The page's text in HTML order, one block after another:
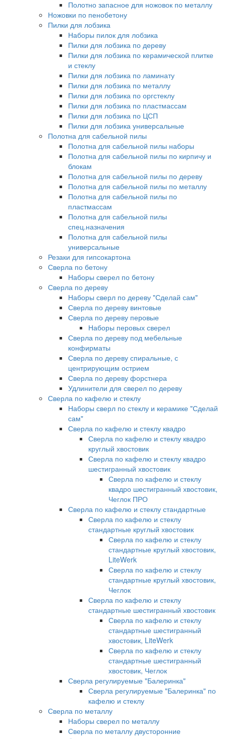
Полотно запасное для ножовок по металлу
Ножовки по пенобетону
Пилки для лобзика
Наборы пилок для лобзика
Пилки для лобзика по дереву
Пилки для лобзика по керамической плитке
и стеклу
Пилки для лобзика по ламинату
Пилки для лобзика по металлу
Пилки для лобзика по оргстеклу
Пилки для лобзика по пластмассам
Пилки для лобзика по ЦСП
Пилки для лобзика универсальные
Полотна для сабельной пилы
Полотна для сабельной пилы наборы
Полотна для сабельной пилы по кирпичу и
блокам
Полотна для сабельной пилы по дереву
Полотна для сабельной пилы по металлу
Полотна для сабельной пилы по
пластмассам
Полотна для сабельной пилы
спец.назначения
Полотна для сабельной пилы
универсальные
Резаки для гипсокартона
Сверла по бетону
Наборы сверел по бетону
Сверла по дереву
Наборы сверл по дереву "Сделай сам"
Сверла по дереву винтовые
Сверла по дереву перовые
Наборы перовых сверел
Сверла по дереву под мебельные
конфирматы
Сверла по дереву спиральные, с
центрирующим острием
Сверла по дереву форстнера
Удлинители для сверел по дереву
Сверла по кафелю и стеклу
Наборы сверл по стеклу и керамике "Сделай
сам"
Сверла по кафелю и стеклу квадро
Сверла по кафелю и стеклу квадро
круглый хвостовик
Сверла по кафелю и стеклу квадро
шестигранный хвостовик
Сверла по кафелю и стеклу
квадро шестигранный хвостовик,
Чеглок ПРО
Сверла по кафелю и стеклу стандартные
Сверла по кафелю и стеклу
стандартные круглый хвостовик
Сверла по кафелю и стеклу
стандартные круглый хвостовик,
LiteWerk
Сверла по кафелю и стеклу
стандартные круглый хвостовик,
Чеглок
Сверла по кафелю и стеклу
стандартные шестигранный хвостовик
Сверла по кафелю и стеклу
стандартные шестигранный
хвостовик, LiteWerk
Сверла по кафелю и стеклу
стандартные шестигранный
хвостовик, Чеглок
Сверла регулируемые "Балеринка"
Сверла регулируемые "Балеринка" по
кафелю и стеклу
Сверла по металлу
Наборы сверел по металлу
Сверла по металлу двусторонние